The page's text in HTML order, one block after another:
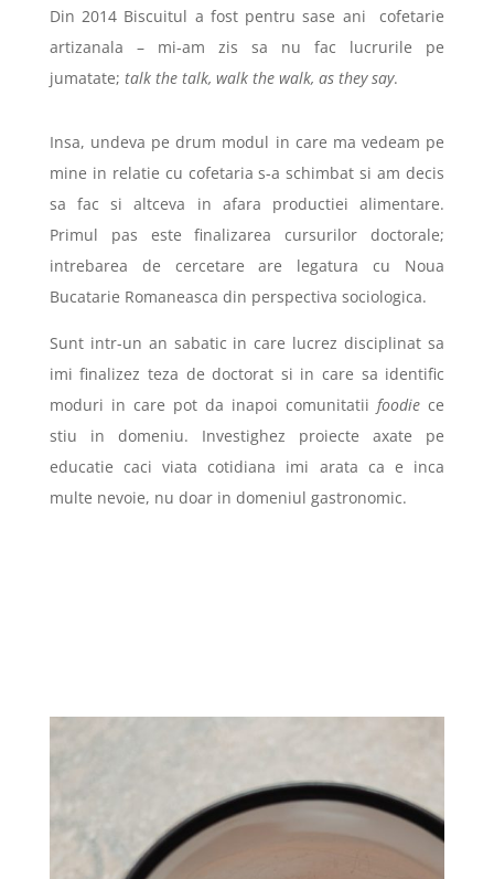
Din 2014 Biscuitul a fost pentru sase ani cofetarie
artizanala – mi-am zis sa nu fac lucrurile pe
jumatate; talk the talk, walk the walk, as they say.
Insa, undeva pe drum modul in care ma vedeam pe
mine in relatie cu cofetaria s-a schimbat si am decis
sa fac si altceva in afara productiei alimentare.
Primul pas este finalizarea cursurilor doctorale;
intrebarea de cercetare are legatura cu Noua
Bucatarie Romaneasca din perspectiva sociologica.
Sunt intr-un an sabatic in care lucrez disciplinat sa
imi finalizez teza de doctorat si in care sa identific
moduri in care pot da inapoi comunitatii foodie ce
stiu in domeniu. Investighez proiecte axate pe
educatie caci viata cotidiana imi arata ca e inca
multe nevoie, nu doar in domeniul gastronomic.